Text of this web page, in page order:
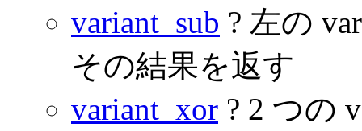
variant_sub ? 左の
その結果を返す
variant_xor ? 2 つの